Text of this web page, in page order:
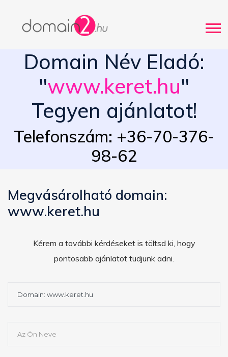
Domain Név Eladó:
"www.keret.hu"
Tegyen ajánlatot!
Telefonszám: +36-70-376-
98-62
Megvásárolható domain:
www.keret.hu
Kérem a további kérdéseket is töltsd ki, hogy
pontosabb ajánlatot tudjunk adni.